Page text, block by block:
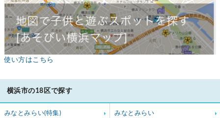
使い方はこちら
横浜市の18区で探す
みなとみらい(特集) みなとみらい